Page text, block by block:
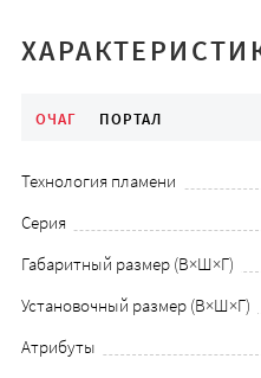
ОЧАГ ПОРТАЛ
Технология пламени
Серия
Габаритный размер (В×Ш×Г)
Установочный размер (В×Ш×Г)
Атрибуты